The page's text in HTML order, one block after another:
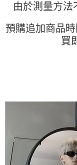
「AFTEE先享後付」(
含但不限於訂購人姓名
AFTEE 於本服務必要
處理、利用，詳參
若您對於個人資料之處
繫恩沛科技股份有限公
要之購買訂單資訊提供
料，請勿選用本服務。
由於測量方法
預購追加商品
買